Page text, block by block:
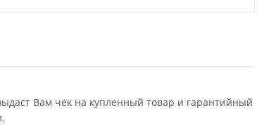
Вам чек на купленный товар и гарантийный